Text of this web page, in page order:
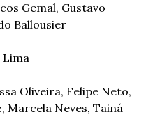
Gemal, Gustavo
Ballousier
Lima
Oliveira, Felipe Neto,
Marcela Neves, Tainá